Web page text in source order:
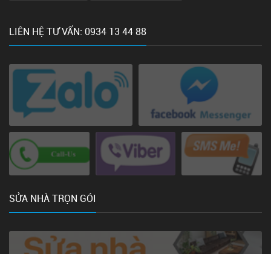
LIÊN HỆ TƯ VẤN: 0934 13 44 88
SỬA NHÀ TRỌN GÓI